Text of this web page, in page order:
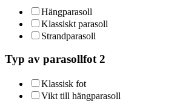
Hängparasoll
Klassiskt parasoll
Strandparasoll
Typ av parasollfot 2
Klassisk fot
Vikt till hängparasoll